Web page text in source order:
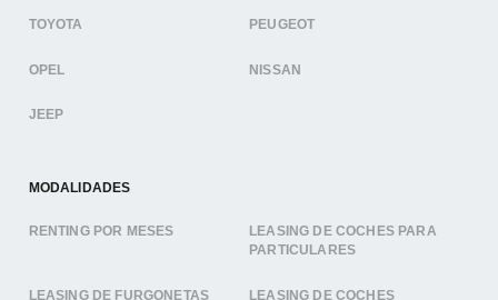
TOYOTA PEUGEOT
OPEL NISSAN
JEEP
MODALIDADES
RENTING POR MESES
LEASING DE COCHES PARA
PARTICULARES
LEASING DE FURGONETAS LEASING DE COCHES